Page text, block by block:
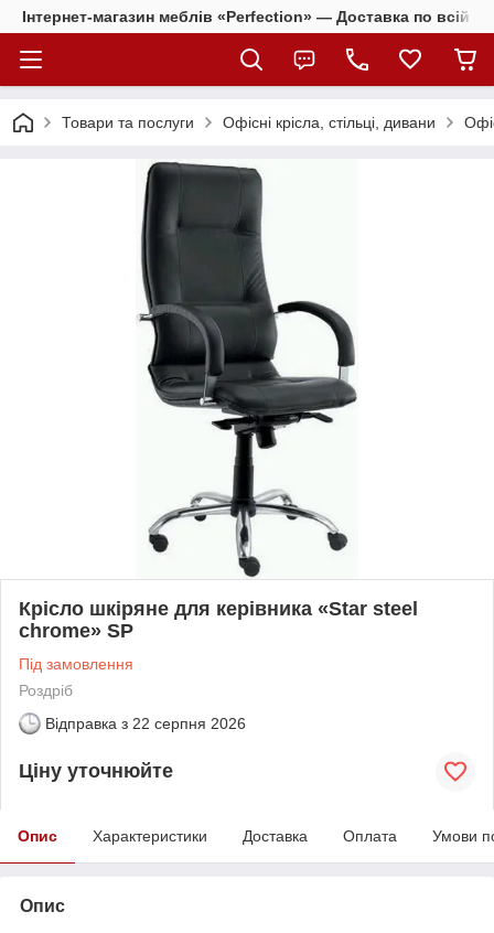
Інтернет-магазин меблів «Perfection» — Доставка по всій
Товари та послуги Офісні крісла, стільці, дивани
Крісло шкіряне для керівника «Star steel
chrome» SP
Під замовлення
Роздріб
Відправка з 22 серпня 2026
Ціну уточнюйте
Опис Характеристики Доставка Оплата Умови
Опис